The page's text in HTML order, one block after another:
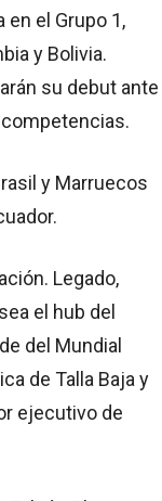
el Grupo 1,
y Bolivia.
su debut ante
y Marruecos
Legado,
el hub del
del Mundial
de Talla Baja y
ejecutivo de